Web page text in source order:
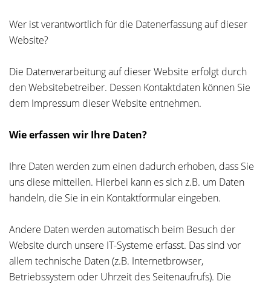
Wer ist verantwortlich für die Datenerfassung auf dieser
Website?
Die Datenverarbeitung auf dieser Website erfolgt durch
den Websitebetreiber. Dessen Kontaktdaten können Sie
dem Impressum dieser Website entnehmen.
Wie erfassen wir Ihre Daten?
Ihre Daten werden zum einen dadurch erhoben, dass Sie
uns diese mitteilen. Hierbei kann es sich z.B. um Daten
handeln, die Sie in ein Kontaktformular eingeben.
Andere Daten werden automatisch beim Besuch der
Website durch unsere IT-Systeme erfasst. Das sind vor
allem technische Daten (z.B. Internetbrowser,
Betriebssystem oder Uhrzeit des Seitenaufrufs). Die